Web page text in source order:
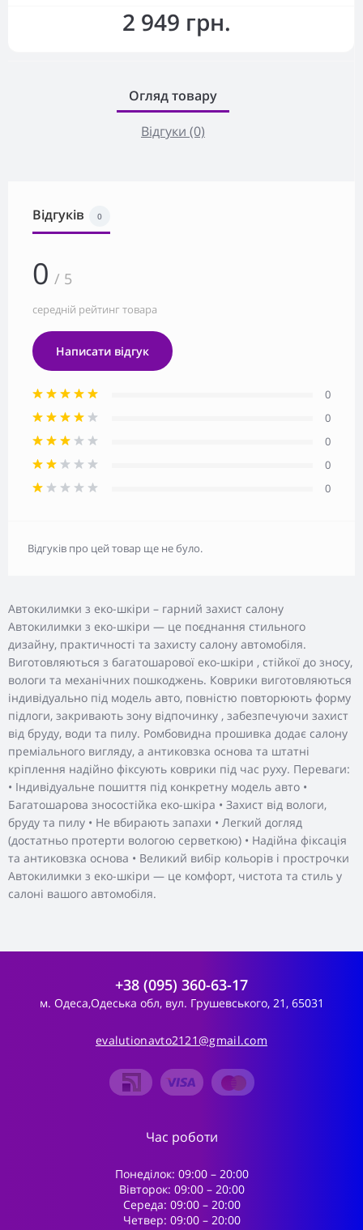
2 949 грн.
Огляд товару
Відгуки (0)
Автокилимки з еко-шкіри – гарний захист салону
Автокилимки з еко-шкіри — це поєднання стильного
дизайну, практичності та захисту салону автомобіля.
Виготовляються з багатошарової еко-шкіри , стійкої до зносу,
вологи та механічних пошкоджень. Коврики виготовляються
індивідуально під модель авто, повністю повторюють форму
підлоги, закривають зону відпочинку , забезпечуючи захист
від бруду, води та пилу. Ромбовидна прошивка додає салону
преміального вигляду, а антиковзка основа та штатні
кріплення надійно фіксують коврики під час руху. Переваги:
• Індивідуальне пошиття під конкретну модель авто •
Багатошарова зносостійка еко-шкіра • Захист від вологи,
бруду та пилу • Не вбирають запахи • Легкий догляд
(достатньо протерти вологою серветкою) • Надійна фіксація
та антиковзка основа • Великий вибір кольорів і прострочки
Автокилимки з еко-шкіри — це комфорт, чистота та стиль у
салоні вашого автомобіля.
Відгуків 0
0 / 5
середній рейтинг товара
Написати відгук
0
0
0
0
0
Відгуків про цей товар ще не було.
+38 (095) 360-63-17
м. Одеса,Одеська обл, вул. Грушевського, 21, 65031
evalutionavto2121@gmail.com
Час роботи
Понеділок: 09:00 – 20:00
Вівторок: 09:00 – 20:00
Середа: 09:00 – 20:00
Четвер: 09:00 – 20:00